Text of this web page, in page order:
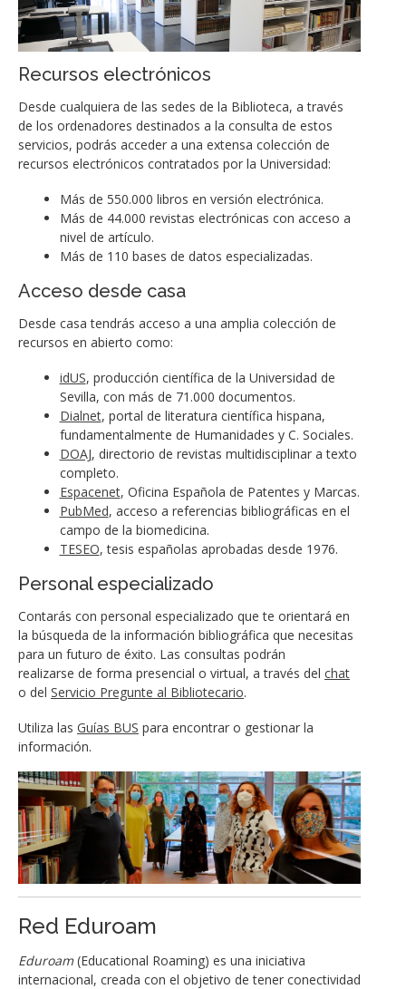
Recursos electrónicos
Desde cualquiera de las sedes de la Biblioteca, a través
de los ordenadores destinados a la consulta de estos
servicios, podrás acceder a una extensa colección de
recursos electrónicos contratados por la Universidad:
Más de 550.000 libros en versión electrónica.
Más de 44.000 revistas electrónicas con acceso a
nivel de artículo.
Más de 110 bases de datos especializadas.
Acceso desde casa
Desde casa tendrás acceso a una amplia colección de
recursos en abierto como:
idUS, producción científica de la Universidad de
Sevilla, con más de 71.000 documentos.
Dialnet, portal de literatura científica hispana,
fundamentalmente de Humanidades y C. Sociales.
DOAJ, directorio de revistas multidisciplinar a texto
completo.
Espacenet, Oficina Española de Patentes y Marcas.
PubMed, acceso a referencias bibliográficas en el
campo de la biomedicina.
TESEO, tesis españolas aprobadas desde 1976.
Personal especializado
Contarás con personal especializado que te orientará en
la búsqueda de la información bibliográfica que necesitas
para un futuro de éxito. Las consultas podrán
realizarse de forma presencial o virtual, a través del chat
o del Servicio Pregunte al Bibliotecario.
Utiliza las Guías BUS para encontrar o gestionar la
información.
Red Eduroam
Eduroam(Educational Roaming) es una iniciativa
internacional, creada con el objetivo de tener conectividad